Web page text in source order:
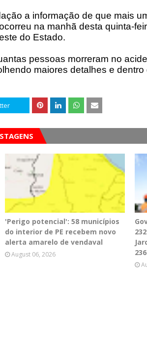
a informação de que mais
na manhã desta quinta-
do Estado.
pessoas morreram no
maiores detalhes e
'Perigo potencial': 58 municípios
do interior de PE recebem novo
alerta amarelo de vendaval
August 06, 2026